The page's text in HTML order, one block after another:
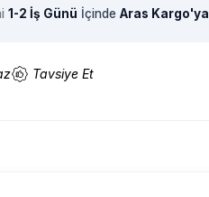
1-2 İş Günü İçinde Aras Kargo'ya
Tavsiye Et